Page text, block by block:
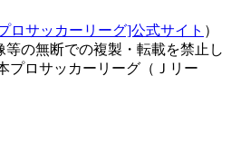
ロサッカーリーグ]公式サイト ）
の無断での複製・転載を禁止し
プロサッカーリーグ（Ｊリー